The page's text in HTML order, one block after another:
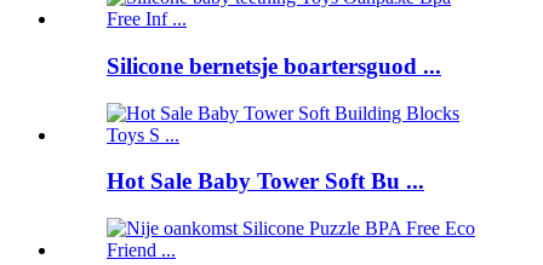
Silicone bernetsje boartersguod ...
Hot Sale Baby Tower Soft Bu ...